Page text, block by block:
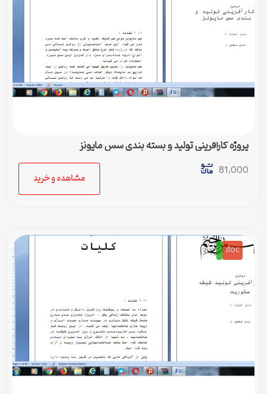
پروژه کارآفرینی تولید و بسته بندی سس مایونز
81,000
مشاهده و خرید
doc